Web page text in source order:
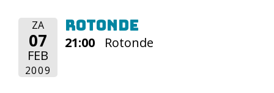
ZA
07
FEB
2009
Rotonde
21:00 Rotonde